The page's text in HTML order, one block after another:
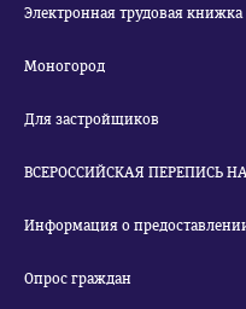
Электронная трудовая книжка
Моногород
Для застройщиков
ВСЕРОССИЙСКАЯ ПЕРЕПИСЬ
Информация о
Опрос граждан